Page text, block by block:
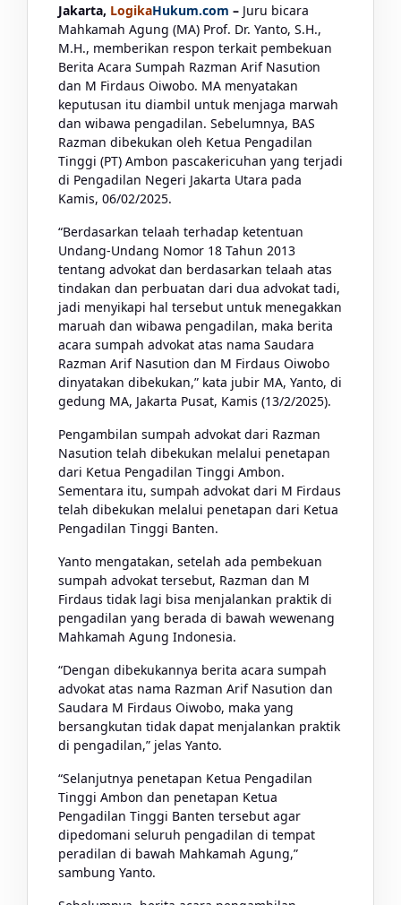
Jakarta, LogikaHukum.com – Juru bicara
Mahkamah Agung (MA) Prof. Dr. Yanto, S.H.,
M.H., memberikan respon terkait pembekuan
Berita Acara Sumpah Razman Arif Nasution
dan M Firdaus Oiwobo. MA menyatakan
keputusan itu diambil untuk menjaga marwah
dan wibawa pengadilan. Sebelumnya, BAS
Razman dibekukan oleh Ketua Pengadilan
Tinggi (PT) Ambon pascakericuhan yang terjadi
di Pengadilan Negeri Jakarta Utara pada
Kamis, 06/02/2025.
“Berdasarkan telaah terhadap ketentuan
Undang-Undang Nomor 18 Tahun 2013
tentang advokat dan berdasarkan telaah atas
tindakan dan perbuatan dari dua advokat tadi,
jadi menyikapi hal tersebut untuk menegakkan
maruah dan wibawa pengadilan, maka berita
acara sumpah advokat atas nama Saudara
Razman Arif Nasution dan M Firdaus Oiwobo
dinyatakan dibekukan,” kata jubir MA, Yanto, di
gedung MA, Jakarta Pusat, Kamis (13/2/2025).
Pengambilan sumpah advokat dari Razman
Nasution telah dibekukan melalui penetapan
dari Ketua Pengadilan Tinggi Ambon.
Sementara itu, sumpah advokat dari M Firdaus
telah dibekukan melalui penetapan dari Ketua
Pengadilan Tinggi Banten.
Yanto mengatakan, setelah ada pembekuan
sumpah advokat tersebut, Razman dan M
Firdaus tidak lagi bisa menjalankan praktik di
pengadilan yang berada di bawah wewenang
Mahkamah Agung Indonesia.
“Dengan dibekukannya berita acara sumpah
advokat atas nama Razman Arif Nasution dan
Saudara M Firdaus Oiwobo, maka yang
bersangkutan tidak dapat menjalankan praktik
di pengadilan,” jelas Yanto.
“Selanjutnya penetapan Ketua Pengadilan
Tinggi Ambon dan penetapan Ketua
Pengadilan Tinggi Banten tersebut agar
dipedomani seluruh pengadilan di tempat
peradilan di bawah Mahkamah Agung,”
sambung Yanto.